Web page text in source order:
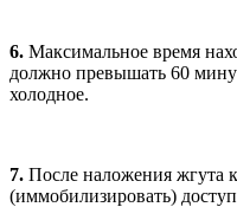
6. Максимальное время
должно превышать 60
холодное.
7. После наложения жгута
(иммобилизировать)